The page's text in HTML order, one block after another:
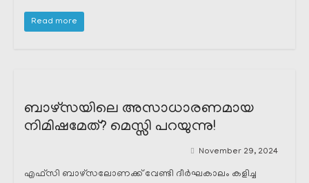
Read more
ബാഴ്സയിലെ അസാധാരണമായ
നിമിഷമേത്? മെസ്സി പറയുന്നു!
November 29, 2024
എഫ്സി ബാഴ്സലോണക്ക് വേണ്ടി ദീർഘകാലം കളിച്ച